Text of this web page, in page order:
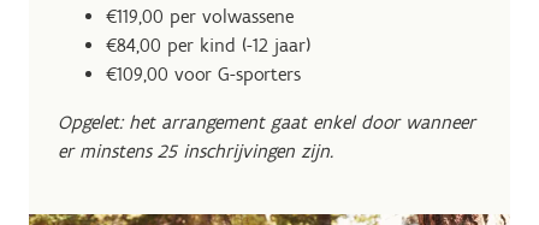
€119,00 per volwassene
€84,00 per kind (-12 jaar)
€109,00 voor G-sporters
Opgelet: het arrangement gaat enkel door wanneer
er minstens 25 inschrijvingen zijn.